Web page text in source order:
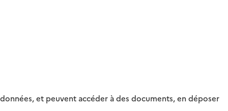
et peuvent accéder à des documents, en déposer